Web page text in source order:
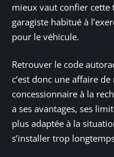
mieux vaut confier cette
garagiste habitué à
pour le véhicule.
Retrouver le code
c’est donc une affaire
concessionnaire à la
a ses avantages, ses
plus adaptée à la
s’installer trop